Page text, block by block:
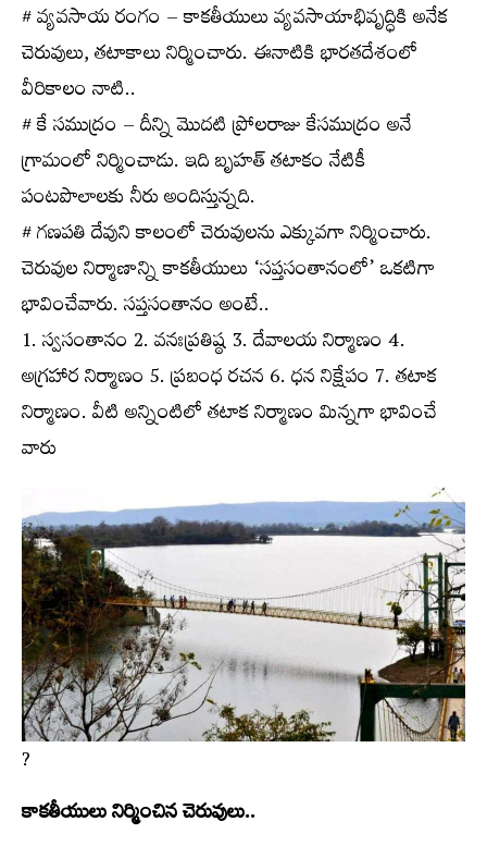
# వ్యవసాయ రంగం – కాకతీయులు వ్యవసాయాభివృద్ధికి అనేక
చెరువులు, తటాకాలు నిర్మించారు. ఈనాటికి భారతదేశంలో
వీరికాలం నాటి..
# కే సముద్రం – దీన్ని మొదటి ప్రోలరాజు కేసముద్రం అనే
గ్రామంలో నిర్మించాడు. ఇది బృహత్‌ తటాకం నేటికీ
పంటపొలాలకు నీరు అందిస్తున్నది.
# గణపతి దేవుని కాలంలో చెరువులను ఎక్కువగా నిర్మించారు.
చెరువుల నిర్మాణాన్ని కాకతీయులు ‘సప్తసంతానంలో’ ఒకటిగా
భావించేవారు. సప్తసంతానం అంటే..
1. స్వసంతానం 2. వనఃప్రతిష్ఠ 3. దేవాలయ నిర్మాణం 4.
అగ్రహార నిర్మాణం 5. ప్రబంధ రచన 6. ధన నిక్షేపం 7. తటాక
నిర్మాణం. వీటి అన్నింటిలో తటాక నిర్మాణం మిన్నగా భావించే
వారు
?
కాకతీయులు నిర్మించిన చెరువులు..